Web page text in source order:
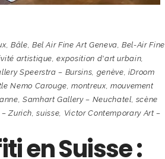
, Bâle, Bel Air Fine Art Geneva,Bel-Air Fine
artistique,exposition d'art urbain,
Speerstra – Bursins, genève, iDroom
Nemo Carouge,montreux, mouvement
, Samhart Gallery – Neuchatel, scène
Zurich,suisse, Victor Contemporary Art –
en Suisse :